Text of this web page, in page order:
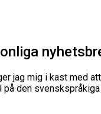
jag mig i kast med
den